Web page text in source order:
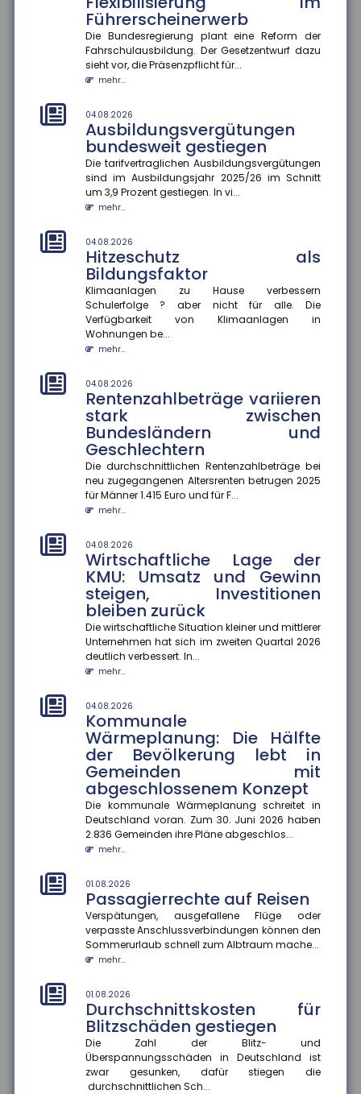
Führerscheinerwerb
Die Bundesregierung plant eine Reform der
Fahrschulausbildung. Der Gesetzentwurf dazu
sieht vor, die Präsenzpflicht für...
mehr...
04.08.2026
Ausbildungsvergütungen
bundesweit gestiegen
Die tarifvertraglichen Ausbildungsvergütungen
sind im Ausbildungsjahr 2025/26 im Schnitt
um 3,9 Prozent gestiegen. In vi...
mehr...
04.08.2026
Hitzeschutz als
Bildungsfaktor
Klimaanlagen zu Hause verbessern
Schulerfolge ? aber nicht für alle. Die
Verfügbarkeit von Klimaanlagen in
Wohnungen be...
mehr...
04.08.2026
Rentenzahlbeträge variieren
stark zwischen
Bundesländern und
Geschlechtern
Die durchschnittlichen Rentenzahlbeträge bei
neu zugegangenen Altersrenten betrugen 2025
für Männer 1.415 Euro und für F...
mehr...
04.08.2026
Wirtschaftliche Lage der
KMU: Umsatz und Gewinn
steigen, Investitionen
bleiben zurück
Die wirtschaftliche Situation kleiner und mittlerer
Unternehmen hat sich im zweiten Quartal 2026
deutlich verbessert. In...
mehr...
04.08.2026
Kommunale
Wärmeplanung: Die Hälfte
der Bevölkerung lebt in
Gemeinden mit
abgeschlossenem Konzept
Die kommunale Wärmeplanung schreitet in
Deutschland voran. Zum 30. Juni 2026 haben
2.836 Gemeinden ihre Pläne abgeschlos...
mehr...
01.08.2026
Passagierrechte auf Reisen
Verspätungen, ausgefallene Flüge oder
verpasste Anschlussverbindungen können den
Sommerurlaub schnell zum Albtraum mache...
mehr...
01.08.2026
Durchschnittskosten für
Blitzschäden gestiegen
Die Zahl der Blitz- und
Überspannungsschäden in Deutschland ist
zwar gesunken, dafür stiegen die
durchschnittlichen Sch...
04.08.2026
Rentenzahlbeträge variieren
stark zwischen Bundesländern
und Geschlechtern
Die durchschnittlichen Rentenzahlbeträge bei neu
Männer 1.415 Euro und für F...
mehr...
04.08.2026
Wirtschaftliche Lage der KMU:
Umsatz und Gewinn steigen,
Investitionen bleiben zurück
Unternehmen hat sich im zweiten Quartal 2026
deutlich verbessert. In...
mehr...
04.08.2026
Kommunale Wärmeplanung:
Die Hälfte der Bevölkerung lebt
in Gemeinden mit
Die kommunale Wärmeplanung schreitet in
Deutschland voran. Zum 30. Juni 2026 haben 2.836
Gemeinden ihre Pläne abgeschlos...
mehr...
01.08.2026
Passagierrechte auf Reisen
Verspätungen, ausgefallene Flüge oder verpasste
Anschlussverbindungen können den Sommerurlaub
mehr...
01.08.2026
Durchschnittskosten für
Blitzschäden gestiegen
Die Zahl der Blitz- und Überspannungsschäden in
Deutschland ist zwar gesunken, dafür stiegen die
durchschnittlichen Sch...
mehr...
01.08.2026
Kennzeichnungspflicht für KI-
generierte Inhalte
Ab dem 2. August 2026 müssen Unternehmen in
Deutschland KI-generierte Inhalte wie Videos, Audios,
Bilder oder Texte als...
mehr...
01.08.2026
Recht auf Ganztagsbetreuung
Ab dem 1. August 2026 haben Erstklässler einen
gesetzlichen Anspruch auf Ganztagsbetreuung.
Dieser wird schrittweise au...
mehr...
01.08.2026
Regress gegen Anwälte auch
bei Kulanzzahlungen möglich
Der Bundesgerichtshof hat entschieden, dass
Rechtsschutzversicherungen Anwälte auch dann in
Regress nehmen können, wenn...
mehr...